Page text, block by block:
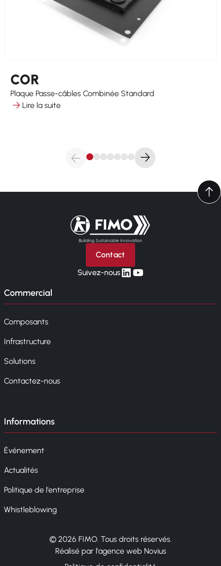
COR
Plaque Passe-câbles Combinée Standard
Lire la suite
Retour à l'accueil
Contact
Suivez-nouslinkedin
yt
Commercial
Composants
Infrastructure
Solutions
Contactez-nous
Informations
Événement
Actualités
Politique de l'entreprise
Whistleblowing
© 2026 FIMO. Tous droits réservés.
Réalisé par l'agence web Novius